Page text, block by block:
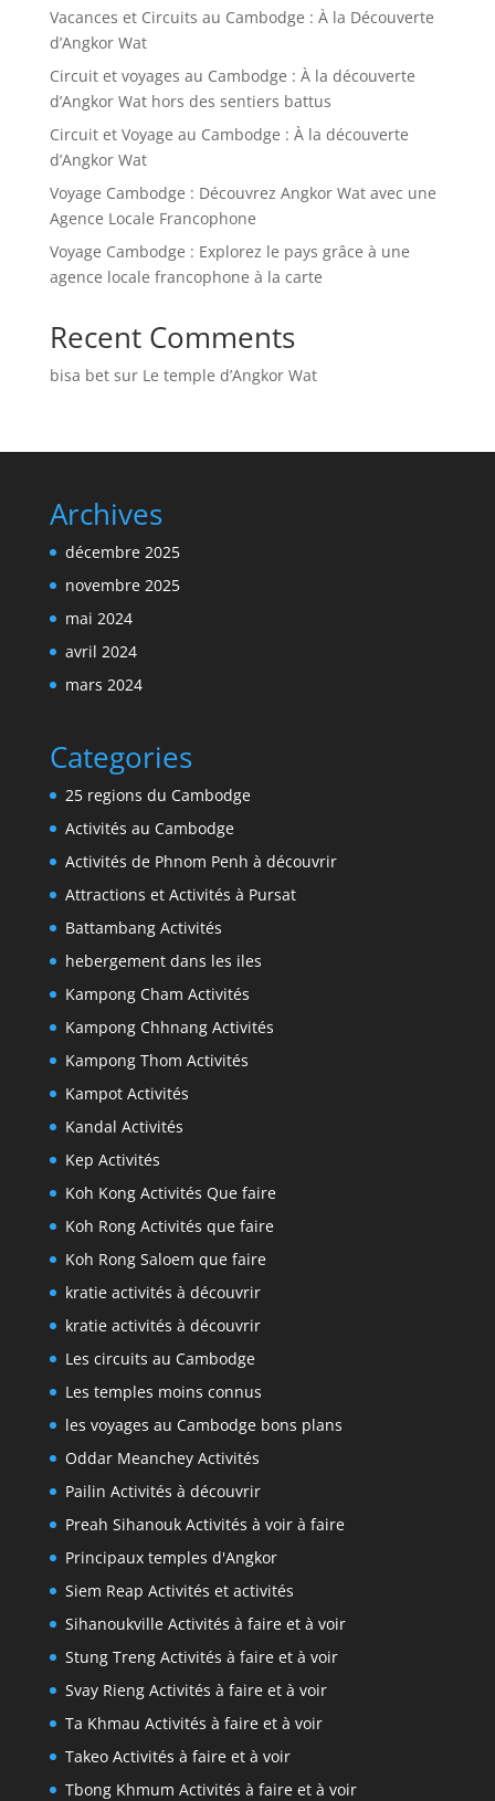
Vacances et Circuits au Cambodge : À la Découverte
d’Angkor Wat
Circuit et voyages au Cambodge : À la découverte
d’Angkor Wat hors des sentiers battus
Circuit et Voyage au Cambodge : À la découverte
d’Angkor Wat
Voyage Cambodge : Découvrez Angkor Wat avec une
Agence Locale Francophone
Voyage Cambodge : Explorez le pays grâce à une
agence locale francophone à la carte
Recent Comments
bisa betsur Le temple d’Angkor Wat
Archives
décembre 2025
novembre 2025
mai 2024
avril 2024
mars 2024
Categories
25 regions du Cambodge
Activités au Cambodge
Activités de Phnom Penh à découvrir
Attractions et Activités à Pursat
Battambang Activités
hebergement dans les iles
Kampong Cham Activités
Kampong Chhnang Activités
Kampong Thom Activités
Kampot Activités
Kandal Activités
Kep Activités
Koh Kong Activités Que faire
Koh Rong Activités que faire
Koh Rong Saloem que faire
kratie activités à découvrir
kratie activités à découvrir
Les circuits au Cambodge
Les temples moins connus
les voyages au Cambodge bons plans
Oddar Meanchey Activités
Pailin Activités à découvrir
Preah Sihanouk Activités à voir à faire
Principaux temples d'Angkor
Siem Reap Activités et activités
Sihanoukville Activités à faire et à voir
Stung Treng Activités à faire et à voir
Svay Rieng Activités à faire et à voir
Ta Khmau Activités à faire et à voir
Takeo Activités à faire et à voir
Tbong Khmum Activités à faire et à voir